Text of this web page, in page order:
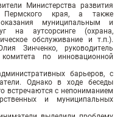
Министерства развития
Пермского края, а также
муниципальным и
на аутсорсинге (охрана,
обслуживание и т.п.).
Зинченко, руководитель
комитета по инновационной
барьеров, с
Однако в ходе беседы
встречаются с непониманием
и муниципальных